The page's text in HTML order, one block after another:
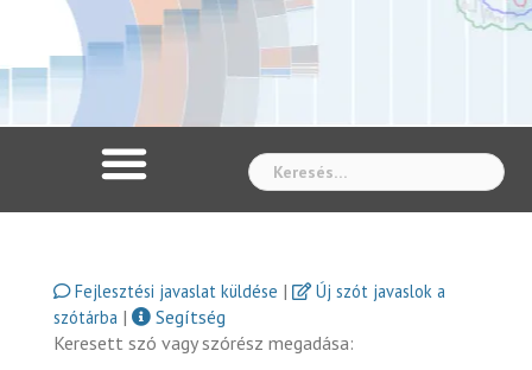
Fejlesztési javaslat küldése |
Új szót javaslok a
szótárba |
Segítség
Keresett szó vagy szórész megadása: